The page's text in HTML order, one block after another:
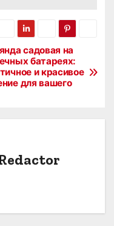
садовая на
батареях:
и красивое
для вашего